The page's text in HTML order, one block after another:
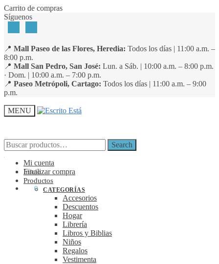
Skip
to
Skip
to
Carrito de compras
Síguenos
📍 Mall Paseo de las Flores, Heredia: Todos los días | 11:00 a.m. –
8:00 p.m.
📍 Mall San Pedro, San José: Lun. a Sáb. | 10:00 a.m. – 8:00 p.m.
· Dom. | 10:00 a.m. – 7:00 p.m.
📍 Paseo Metrópoli, Cartago: Todos los días | 11:00 a.m. – 9:00
p.m.
MENU
Search
for:
Search
Mi cuenta
Finalizar compra
0
Search
for:
Search
Inicio
Productos
CATEGORÍAS
Accesorios
Descuentos
Hogar
Librería
Libros y Biblias
Niños
Regalos
Vestimenta